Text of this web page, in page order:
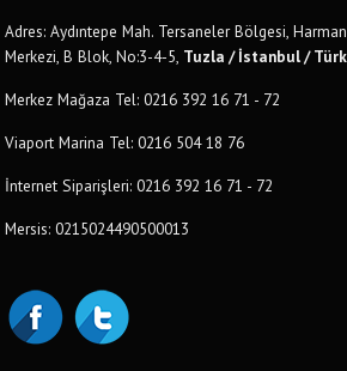
Adres: Aydıntepe Mah. Tersaneler Bölgesi,
Merkezi, B Blok, No:3-4-5, Tuzla / İstanbul /
Merkez Mağaza Tel: 0216 392 16 71 - 72
Viaport Marina Tel: 0216 504 18 76
İnternet Siparişleri: 0216 392 16 71 - 72
Mersis: 0215024490500013